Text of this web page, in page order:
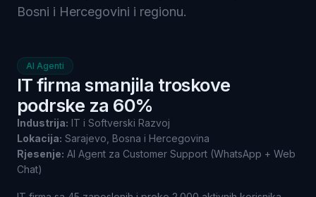
Bosni i Hercegovini i regionu.
AI Agenti
IT firma smanjila troskove
podrske za 60%
Industrija: IT i Softverski Razvoj
Lokacija: Sarajevo, Bosna i Hercegovina
Rjesenje: AI Agent za Customer Support (WhatsApp + Web
Chat)